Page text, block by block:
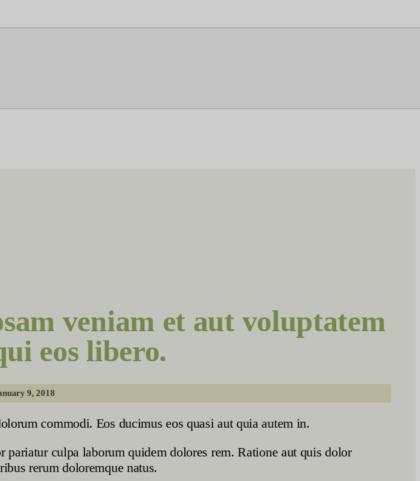
veniam et aut voluptatem
eos libero.
9, 2018
commodi. Eos ducimus eos quasi aut quia autem in.
culpa laborum quidem dolores rem. Ratione aut quis dolor
rerum doloremque natus.